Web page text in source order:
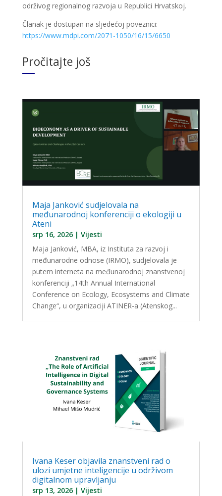
održivog regionalnog razvoja u Republici Hrvatskoj.
Članak je dostupan na sljedećoj poveznici:
https://www.mdpi.com/2071-1050/16/15/6650
Pročitajte još
Maja Janković sudjelovala na
međunarodnoj konferenciji o ekologiji u
Ateni
srp 16, 2026| Vijesti
Maja Janković, MBA, iz Instituta za razvoj i
međunarodne odnose (IRMO), sudjelovala je
putem interneta na međunarodnoj znanstvenoj
konferenciji „14th Annual International
Conference on Ecology, Ecosystems and Climate
Change“, u organizaciji ATINER-a (Atenskog...
Ivana Keser objavila znanstveni rad o
ulozi umjetne inteligencije u održivom
digitalnom upravljanju
srp 13, 2026| Vijesti